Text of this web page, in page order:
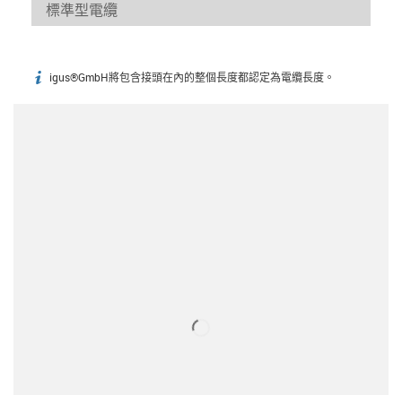
igus-icon-info
igus®GmbH將包含接頭在內的整個長度都認定為電纜長度。